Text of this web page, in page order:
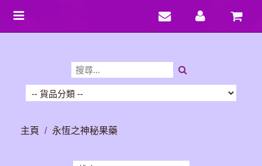
Toggle
主頁 / 永恆之神秘果藥